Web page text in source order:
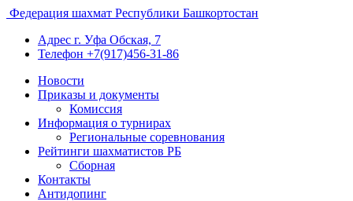
Федерация шахмат Республики Башкортостан
Адрес г. Уфа Обская, 7
Телефон +7(917)456-31-86
Новости
Приказы и документы
Комиссия
Информация о турнирах
Региональные соревнования
Рейтинги шахматистов РБ
Сборная
Контакты
Антидопинг